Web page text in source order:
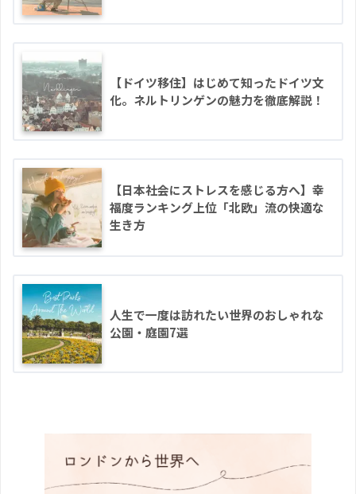
【ドイツ移住】はじめて知ったドイツ文
化。ネルトリンゲンの魅力を徹底解説！
【日本社会にストレスを感じる方へ】幸
福度ランキング上位「北欧」流の快適な
生き方
人生で一度は訪れたい世界のおしゃれな
公園・庭園7選